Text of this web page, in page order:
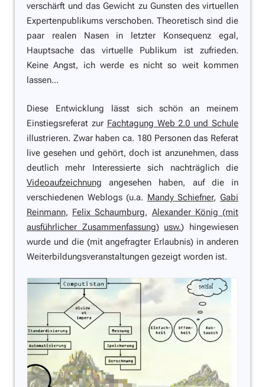
verschärft und das Gewicht zu Gunsten des virtuellen
Expertenpublikums verschoben. Theoretisch sind die
paar realen Nasen in letzter Konsequenz egal,
Hauptsache das virtuelle Publikum ist zufrieden.
Keine Angst, ich werde es nicht so weit kommen
lassen...
Diese Entwicklung lässt sich schön an meinem
Einstiegsreferat zur Fachtagung Web 2.0 und Schule
illustrieren. Zwar haben ca. 180 Personen das Referat
live gesehen und gehört, doch ist anzunehmen, dass
deutlich mehr Interessierte sich nachträglich die
Videoaufzeichnung angesehen haben, auf die in
verschiedenen Weblogs (u.a. Mandy Schiefner,Gabi
Reinmann, Felix Schaumburg, Alexander König (mit
ausführlicher Zusammenfassung) usw.) hingewiesen
wurde und die (mit angefragter Erlaubnis) in anderen
Weiterbildungsveranstaltungen gezeigt worden ist.